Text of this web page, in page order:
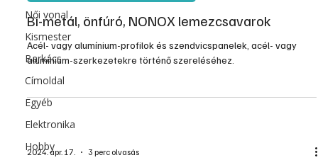
Női vonal
Kismester
Barkács
Címoldal
Egyéb
Elektronika
Hobby
Bi-metál, önfúró, NONOX lemezcsavarok
Acél- vagy alumínium-profilok és szendvicspanelek, acél- vagy
alumínium-szerkezetekre történő szereléséhez.
2024. ápr. 17. 3 perc olvasás